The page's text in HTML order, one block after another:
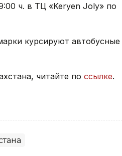
ч. в ТЦ «Keryen Joly» по
курсируют автобусные
читайте по ссылке.